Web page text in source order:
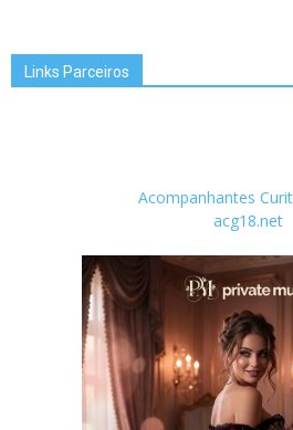
Links Parceiros
Acompanhantes
acg18.net